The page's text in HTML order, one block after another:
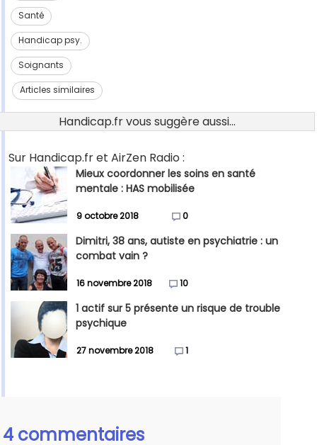
Santé
Handicap psy.
Soignants
Articles similaires
Handicap.fr vous suggère aussi...
Sur Handicap.fr et AirZen Radio :
Mieux coordonner les soins en santé
mentale : HAS mobilisée
9 octobre 2018 0
Dimitri, 38 ans, autiste en psychiatrie : un
combat vain ?
16 novembre 2018 10
1 actif sur 5 présente un risque de trouble
psychique
27 novembre 2018 1
4 commentaires